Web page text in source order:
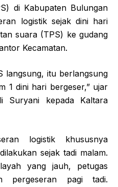
di Kabupaten Bulungan
logistik sejak dini hari
suara (TPS) ke gudang
Kecamatan.
langsung, itu berlangsung
1 dini hari bergeser,” ujar
Suryani kepada Kaltara
logistik khususnya
sejak tadi malam.
yang jauh, petugas
pergeseran pagi tadi.